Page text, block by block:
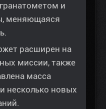
и
меняющаяся
расширен на
миссии, также
масса
несколько новых